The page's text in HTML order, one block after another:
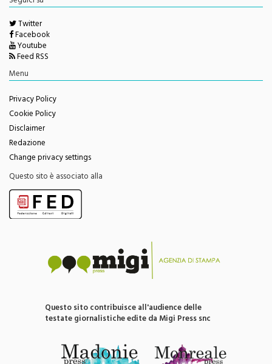
Twitter
Facebook
Youtube
Feed RSS
Menu
Privacy Policy
Cookie Policy
Disclaimer
Redazione
Change privacy settings
Questo sito è associato alla
testate giornalistiche edite da Migi Press snc